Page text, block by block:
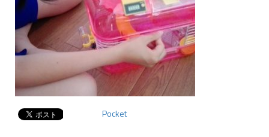
Pocket